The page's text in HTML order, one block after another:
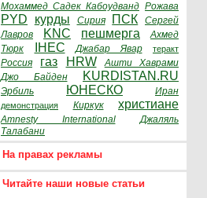
Мохаммед Садек Кабоудванд Рожава
PYD курды Сирия ПСК
Сергей
Лавров
KNC пешмерга
Ахмед
Тюрк
IHEC Джабар Явар теракт
Россия газ HRW
Ашти Хаврами
Джо Байден
KURDISTAN.RU
Эрбиль ЮНЕСКО Иран
демонстрация Киркук христиане
Amnesty International
Джаляль
Талабани
На правах рекламы
Читайте наши новые статьи